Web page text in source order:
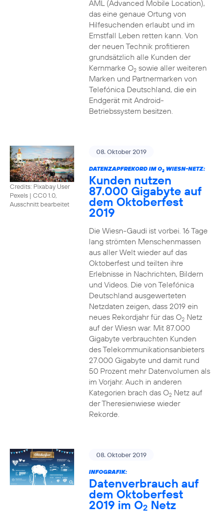
AML (Advanced Mobile Location),
das eine genaue Ortung von
Hilfesuchenden erlaubt und im
Ernstfall Leben retten kann. Von
der neuen Technik profitieren
grundsätzlich alle Kunden der
Kernmarke O2sowie aller weiteren
Marken und Partnermarken von
Telefónica Deutschland, die ein
Endgerät mit Android-
Betriebssystem besitzen.
Credits: Pixabay User
Pexels | CC0 1.0,
Ausschnitt bearbeitet
08. Oktober 2019
DATENZAPFREKORD IM O2WIESN-NETZ:
Kunden nutzen
87.000 Gigabyte auf
dem Oktoberfest
2019
Die Wiesn-Gaudi ist vorbei. 16 Tage
lang strömten Menschenmassen
aus aller Welt wieder auf das
Oktoberfest und teilten ihre
Erlebnisse in Nachrichten, Bildern
und Videos. Die von Telefónica
Deutschland ausgewerteten
Netzdaten zeigen, dass 2019 ein
neues Rekordjahr für das O2Netz
auf der Wiesn war. Mit 87.000
Gigabyte verbrauchten Kunden
des Telekommunikationsanbieters
27.000 Gigabyte und damit rund
50 Prozent mehr Datenvolumen als
im Vorjahr. Auch in anderen
Kategorien brach das O2Netz auf
der Theresienwiese wieder
Rekorde.
08. Oktober 2019
INFOGRAFIK:
Datenverbrauch auf
dem Oktoberfest
2019 im O2 Netz